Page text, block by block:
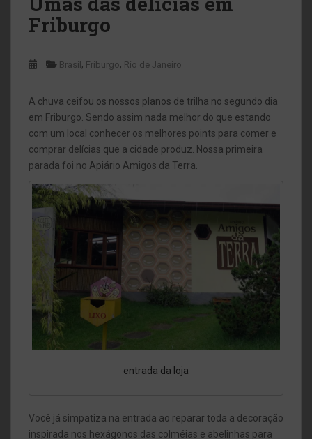
Friburgo
Brasil, Friburgo, Rio de Janeiro
A chuva ceifou os nossos planos de trilha no segundo dia
em Friburgo. Sendo assim nada melhor do que estando
com um local conhecer os melhores points para comer e
comprar delícias que a cidade produz. Nossa primeira
parada foi no Apiário Amigos da Terra.
entrada da loja
Você já simpatiza na entrada ao reparar toda a decoração
inspirada nos hexágonos das colméias e abelinhas para